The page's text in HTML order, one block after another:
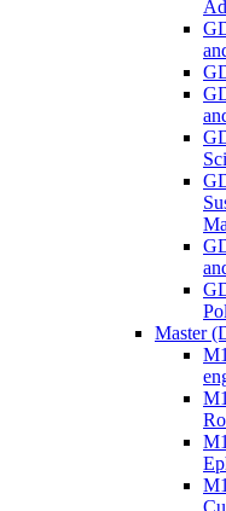
Master